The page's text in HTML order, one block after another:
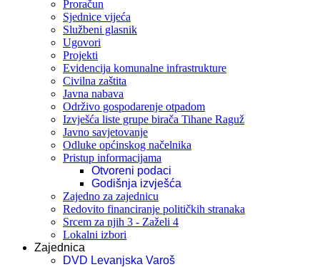
Proračun
Sjednice vijeća
Službeni glasnik
Ugovori
Projekti
Evidencija komunalne infrastrukture
Civilna zaštita
Javna nabava
Održivo gospodarenje otpadom
Izvješća liste grupe birača Tihane Raguž
Javno savjetovanje
Odluke općinskog načelnika
Pristup informacijama
Otvoreni podaci
Godišnja izvješća
Zajedno za zajednicu
Redovito financiranje političkih stranaka
Srcem za njih 3 - Zaželi 4
Lokalni izbori
Zajednica
DVD Levanjska Varoš